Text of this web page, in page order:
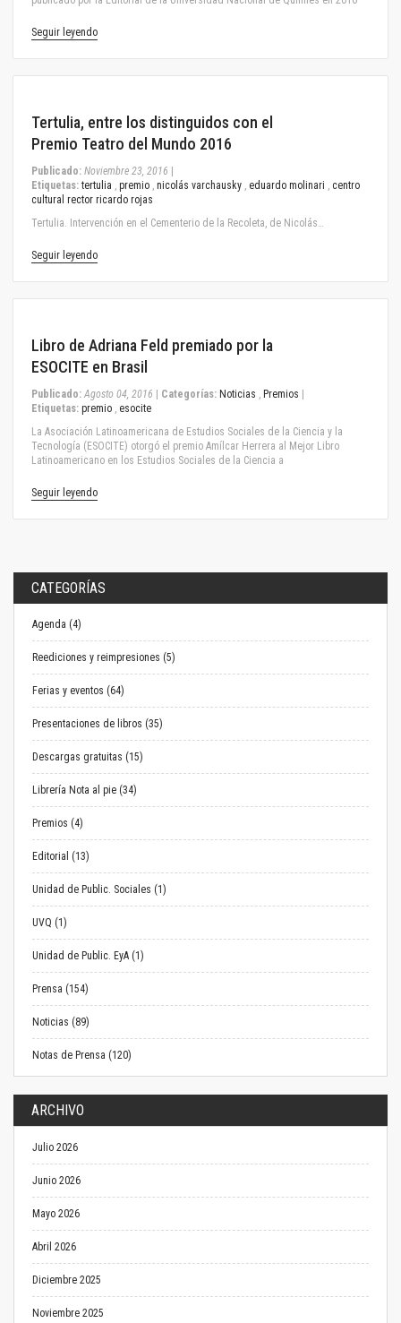
Seguir leyendo
Tertulia, entre los distinguidos con el
Premio Teatro del Mundo 2016
Publicado: Noviembre 23, 2016
Etiquetas: tertulia , premio , nicolás varchausky , eduardo molinari , centro
cultural rector ricardo rojas
Tertulia. Intervención en el Cementerio de la Recoleta, de Nicolás…
Seguir leyendo
Libro de Adriana Feld premiado por la
ESOCITE en Brasil
Publicado: Agosto 04, 2016 Categorías: Noticias , Premios
Etiquetas: premio , esocite
La Asociación Latinoamericana de Estudios Sociales de la Ciencia y la
Tecnología (ESOCITE) otorgó el premio Amílcar Herrera al Mejor Libro
Latinoamericano en los Estudios Sociales de la Ciencia a
Seguir leyendo
CATEGORÍAS
Agenda (4)
Reediciones y reimpresiones (5)
Ferias y eventos (64)
Presentaciones de libros (35)
Descargas gratuitas (15)
Librería Nota al pie (34)
Premios (4)
Editorial (13)
Unidad de Public. Sociales (1)
UVQ (1)
Unidad de Public. EyA (1)
Prensa (154)
Noticias (89)
Notas de Prensa (120)
ARCHIVO
Julio 2026
Junio 2026
Mayo 2026
Abril 2026
Diciembre 2025
Noviembre 2025